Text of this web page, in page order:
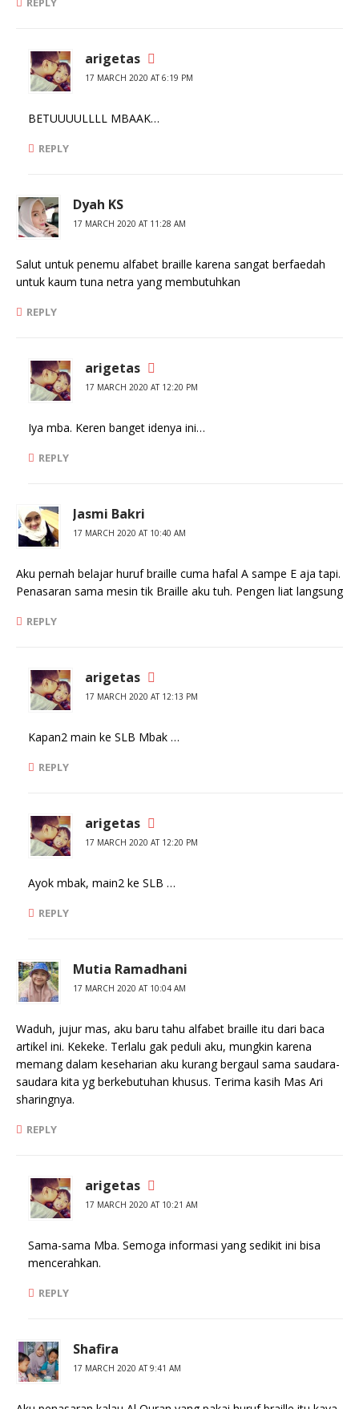
arigetas
17 MARCH 2020 AT 6:19 PM
BETUUUULLLL MBAAK…
REPLY
Dyah KS
17 MARCH 2020 AT 11:28 AM
Salut untuk penemu alfabet braille karena sangat berfaedah
untuk kaum tuna netra yang membutuhkan
REPLY
arigetas
17 MARCH 2020 AT 12:20 PM
Iya mba. Keren banget idenya ini…
REPLY
Jasmi Bakri
17 MARCH 2020 AT 10:40 AM
Aku pernah belajar huruf braille cuma hafal A sampe E aja tapi.
Penasaran sama mesin tik Braille aku tuh. Pengen liat langsung
REPLY
arigetas
17 MARCH 2020 AT 12:13 PM
Kapan2 main ke SLB Mbak …
REPLY
arigetas
17 MARCH 2020 AT 12:20 PM
Ayok mbak, main2 ke SLB …
REPLY
Mutia Ramadhani
17 MARCH 2020 AT 10:04 AM
Waduh, jujur mas, aku baru tahu alfabet braille itu dari baca
artikel ini. Kekeke. Terlalu gak peduli aku, mungkin karena
memang dalam keseharian aku kurang bergaul sama saudara-
saudara kita yg berkebutuhan khusus. Terima kasih Mas Ari
sharingnya.
REPLY
arigetas
17 MARCH 2020 AT 10:21 AM
Sama-sama Mba. Semoga informasi yang sedikit ini bisa
mencerahkan.
REPLY
Shafira
17 MARCH 2020 AT 9:41 AM